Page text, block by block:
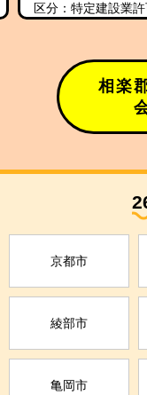
区分：特定建設業
相楽
京都市
綾部市
亀岡市